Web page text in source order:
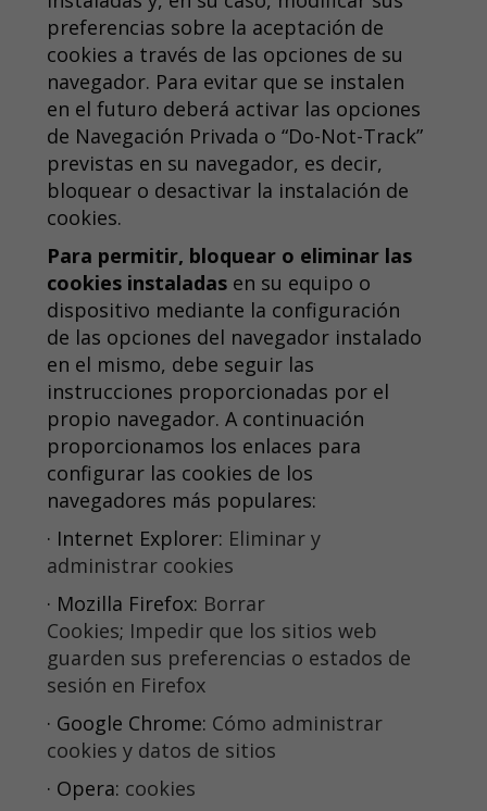
preferencias sobre la aceptación de
cookies a través de las opciones de su
navegador. Para evitar que se instalen
en el futuro deberá activar las opciones
de Navegación Privada o “Do-Not-Track”
previstas en su navegador, es decir,
bloquear o desactivar la instalación de
cookies.
Para permitir, bloquear o eliminar las
cookies instaladas en su equipo o
dispositivo mediante la configuración
de las opciones del navegador instalado
en el mismo, debe seguir las
instrucciones proporcionadas por el
propio navegador. A continuación
proporcionamos los enlaces para
configurar las cookies de los
navegadores más populares:
· Internet Explorer: Eliminar y
administrar cookies
· Mozilla Firefox: Borrar
Cookies; Impedir que los sitios web
guarden sus preferencias o estados de
sesión en Firefox
· Google Chrome: Cómo administrar
cookies y datos de sitios
· Opera: cookies